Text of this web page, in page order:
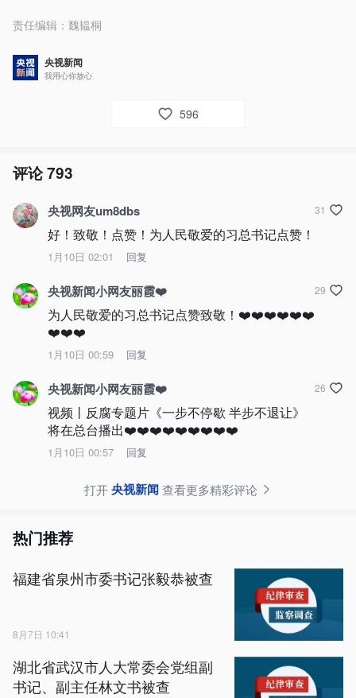
责任编辑： 魏韫桐
央视新闻
我用心你放心
596
评论793
央视网友um8dbs
好！致敬！点赞！为人民敬爱的习总书记点赞！
1月10日 02:01 回复
31
央视新闻小网友丽霞❤️
为人民敬爱的习总书记点赞致敬！❤️❤️❤️❤️❤️❤️
❤️❤️❤️
1月10日 00:59 回复
29
央视新闻小网友丽霞❤️
视频丨反腐专题片《一步不停歇 半步不退让》
将在总台播出❤️❤️❤️❤️❤️❤️❤️❤️❤️
1月10日 00:57 回复
26
打开央视新闻查看更多精彩评论
热门推荐
福建省泉州市委书记张毅恭被查
8月7日 10:41
湖北省武汉市人大常委会党组副
书记、副主任林文书被查